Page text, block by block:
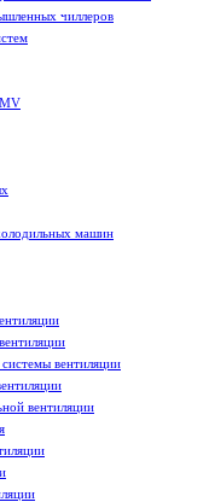
чиллеров
машин
вентиляции
вентиляции